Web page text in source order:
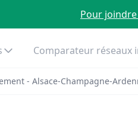
Pour
Comparateur réseaux
- Alsace-Champagne-